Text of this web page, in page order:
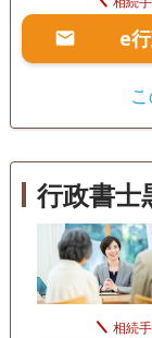
e
行政書士
相続